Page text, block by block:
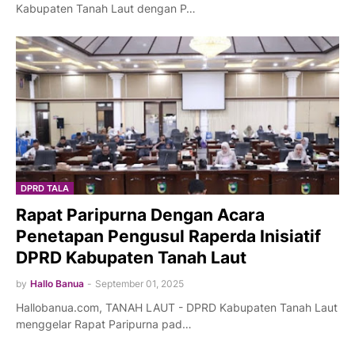
Kabupaten Tanah Laut dengan P…
DPRD TALA
Rapat Paripurna Dengan Acara
Penetapan Pengusul Raperda Inisiatif
DPRD Kabupaten Tanah Laut
by Hallo Banua - September 01, 2025
Hallobanua.com, TANAH LAUT - DPRD Kabupaten Tanah Laut
menggelar Rapat Paripurna pad…